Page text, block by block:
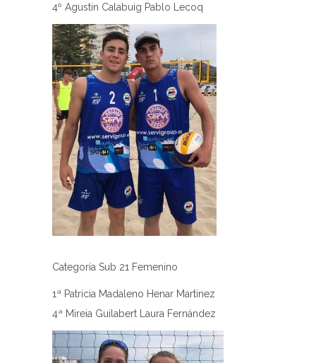
4º Agustin Calabuig Pablo Lecoq
Categoría Sub 21 Femenino
1ª Patricia Madaleno Henar Martinez
4ª Mireia Guilabert Laura Fernández